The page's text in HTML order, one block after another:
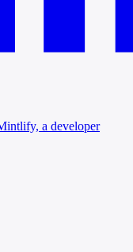
a developer